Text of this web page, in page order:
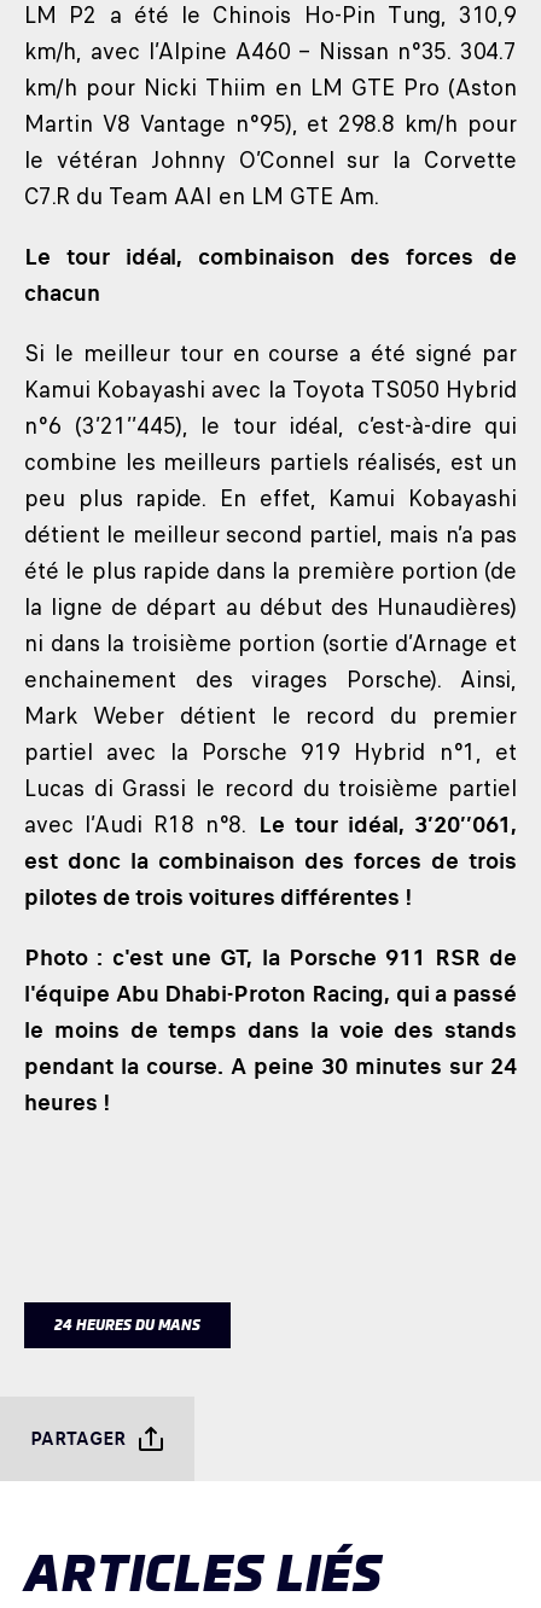
LM P2 a été le Chinois Ho-Pin Tung, 310,9
km/h, avec l’Alpine A460 – Nissan n°35. 304.7
km/h pour Nicki Thiim en LM GTE Pro (Aston
Martin V8 Vantage n°95), et 298.8 km/h pour
le vétéran Johnny O’Connel sur la Corvette
C7.R du Team AAI en LM GTE Am.
Le tour idéal, combinaison des forces de
chacun
Si le meilleur tour en course a été signé par
Kamui Kobayashi avec la Toyota TS050 Hybrid
n°6 (3’21’’445), le tour idéal, c’est-à-dire qui
combine les meilleurs partiels réalisés, est un
peu plus rapide. En effet, Kamui Kobayashi
détient le meilleur second partiel, mais n’a pas
été le plus rapide dans la première portion (de
la ligne de départ au début des Hunaudières)
ni dans la troisième portion (sortie d’Arnage et
enchainement des virages Porsche). Ainsi,
Mark Weber détient le record du premier
partiel avec la Porsche 919 Hybrid n°1, et
Lucas di Grassi le record du troisième partiel
avec l’Audi R18 n°8. Le tour idéal, 3’20’’061,
est donc la combinaison des forces de trois
pilotes de trois voitures différentes !
Photo : c'est une GT, la Porsche 911 RSR de
l'équipe Abu Dhabi-Proton Racing, qui a passé
le moins de temps dans la voie des stands
pendant la course. A peine 30 minutes sur 24
heures !
24 HEURES DU MANS
PARTAGER
ARTICLES LIÉS